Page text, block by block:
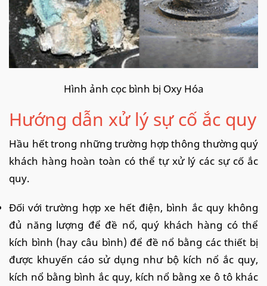
Hình ảnh cọc bình bị Oxy Hóa
Hướng dẫn xử lý sự cố ắc quy
Hầu hết trong những trường hợp thông thường quý
khách hàng hoàn toàn có thể tự xử lý các sự cố ắc
quy.
Đối với trường hợp xe hết điện, bình ắc quy không
đủ năng lượng để đề nổ, quý khách hàng có thể
kích bình (hay câu bình) để đề nổ bằng các thiết bị
được khuyến cáo sử dụng như bộ kích nổ ắc quy,
kích nổ bằng bình ắc quy, kích nổ bằng xe ô tô khác